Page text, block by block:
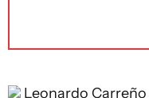
Leonardo Carreño